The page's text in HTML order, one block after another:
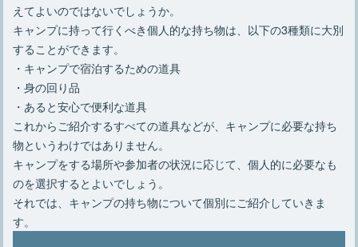
えてよいのではないでしょうか。
キャンプに持って行くべき個人的な持ち物は、以下の3種類に大別
することができます。
・キャンプで宿泊するための道具
・身の回り品
・あると安心で便利な道具
これからご紹介するすべての道具などが、キャンプに必要な持ち
物というわけではありません。
キャンプをする場所や参加者の状況に応じて、個人的に必要なも
のを選択するとよいでしょう。
それでは、キャンプの持ち物について個別にご紹介していきま
す。